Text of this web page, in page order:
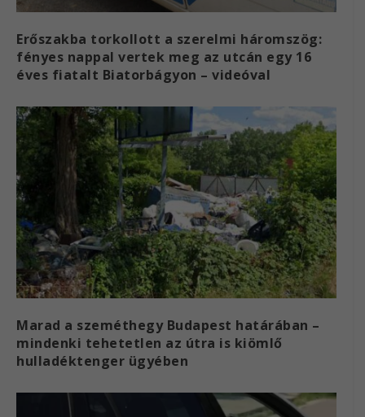
Erőszakba torkollott a szerelmi háromszög:
fényes nappal vertek meg az utcán egy 16
éves fiatalt Biatorbágyon – videóval
Marad a szeméthegy Budapest határában –
mindenki tehetetlen az útra is kiömlő
hulladéktenger ügyében